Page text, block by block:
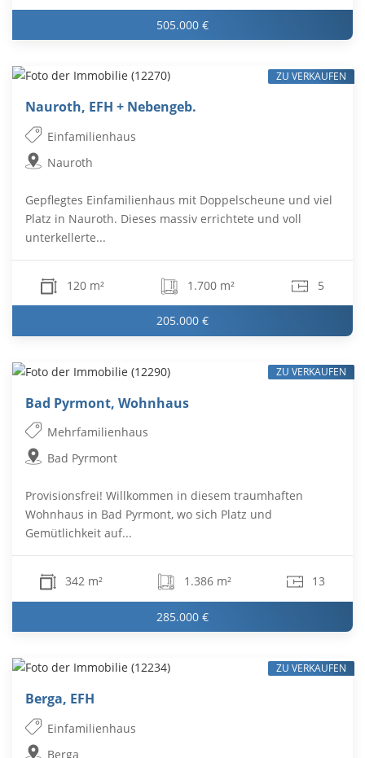
505.000 €
Nauroth, EFH + Nebengeb.
Einfamilienhaus
Nauroth
Gepflegtes Einfamilienhaus mit Doppelscheune und viel
Platz in Nauroth. Dieses massiv errichtete und voll
unterkellerte...
120 m² 1.700 m² 5
205.000 €
ZU VERKAUFEN
Bad Pyrmont, Wohnhaus
Mehrfamilienhaus
Bad Pyrmont
Provisionsfrei! Willkommen in diesem traumhaften
Wohnhaus in Bad Pyrmont, wo sich Platz und
Gemütlichkeit auf...
342 m² 1.386 m² 13
285.000 €
ZU VERKAUFEN
Berga, EFH
Einfamilienhaus
Berga
ZU VERKAUFEN